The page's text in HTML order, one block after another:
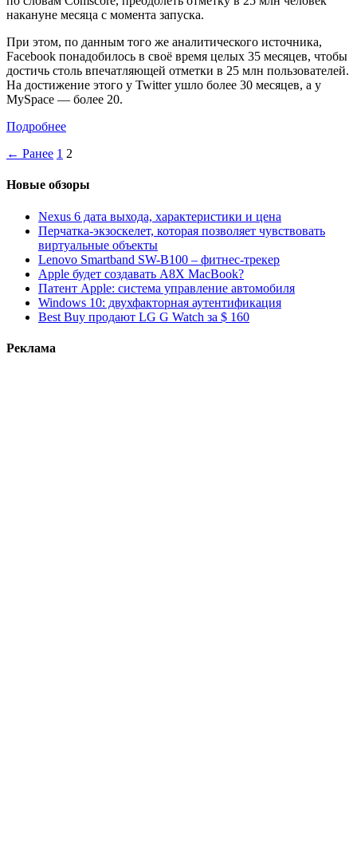
накануне месяца с момента запуска.
При этом, по данным того же аналитического источника,
Facebook понадобилось в своё время целых 35 месяцев, чтобы
достичь столь впечатляющей отметки в 25 млн пользователей.
На достижение этого у Twitter ушло более 30 месяцев, а у
MySpace — более 20.
Подробнее
← Ранее 1 2
Новые обзоры
Nexus 6 дата выхода, характеристики и цена
Перчатка-экзоскелет, которая позволяет чувствовать
виртуальные объекты
Lenovo Smartband SW-B100 – фитнес-трекер
Apple будет создавать A8X MacBook?
Патент Apple: система управление автомобиля
Windows 10: двухфакторная аутентификация
Best Buy продают LG G Watch за $ 160
Реклама